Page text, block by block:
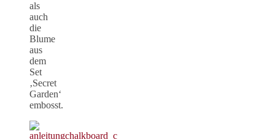
als
auch
die
Blume
aus
dem
Set
‚Secret
Garden‘
embosst.